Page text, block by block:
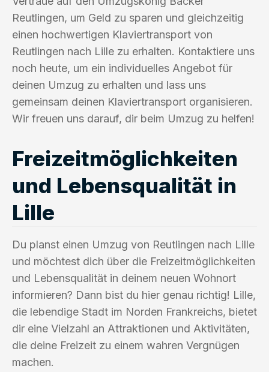
Reutlingen, um Geld zu sparen und gleichzeitig
einen hochwertigen Klaviertransport von
Reutlingen nach Lille zu erhalten. Kontaktiere uns
noch heute, um ein individuelles Angebot für
deinen Umzug zu erhalten und lass uns
gemeinsam deinen Klaviertransport organisieren.
Wir freuen uns darauf, dir beim Umzug zu helfen!
Freizeitmöglichkeiten
und Lebensqualität in
Lille
Du planst einen Umzug von Reutlingen nach Lille
und möchtest dich über die Freizeitmöglichkeiten
und Lebensqualität in deinem neuen Wohnort
informieren? Dann bist du hier genau richtig! Lille,
die lebendige Stadt im Norden Frankreichs, bietet
dir eine Vielzahl an Attraktionen und Aktivitäten,
die deine Freizeit zu einem wahren Vergnügen
machen.